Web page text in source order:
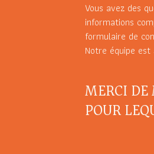
Vous avez des
informations
formulaire de
Notre équipe
MERCI
POUR